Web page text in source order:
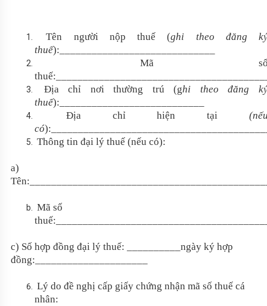
Tên người nộp thuế (ghi theo đăng
thuế):_____________________________
Mã
Địa chỉ nơi thường trú (ghi theo đăng
thuế):___________________________
Địa chỉ hiện tại
có
Thông tin đại lý thuế (nếu có):
a)
Mã số
c) Số hợp đồng đại lý thuế: __________ngày ký hợp
đồng:_____________________
Lý do đề nghị cấp giấy chứng nhận mã số thuế cá
nhân: